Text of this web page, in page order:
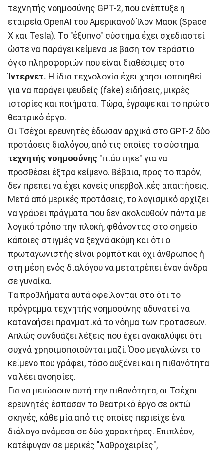
τεχνητής νοημοσύνης GPT-2, που ανέπτυξε η
εταιρεία OpenAI του Αμερικανού Ίλον Μασκ (Space
X και Tesla). Το "έξυπνο" σύστημα έχει σχεδιαστεί
ώστε να παράγει κείμενα με βάση τον τεράστιο
όγκο πληροφοριών που είναι διαθέσιμες στο
Ίντερνετ. Η ίδια τεχνολογία έχει χρησιμοποιηθεί
για να παράγει ψευδείς (fake) ειδήσεις, μικρές
ιστορίες και ποιήματα. Τώρα, έγραψε και το πρώτο
θεατρικό έργο.
Οι Τσέχοι ερευνητές έδωσαν αρχικά στο GPT-2 δύο
προτάσεις διαλόγου, από τις οποίες το σύστημα
τεχνητής νοημοσύνης "πιάστηκε" για να
προσθέσει έξτρα κείμενο. Βέβαια, προς το παρόν,
δεν πρέπει να έχει κανείς υπερβολικές απαιτήσεις.
Μετά από μερικές προτάσεις, το λογισμικό αρχίζει
να γράφει πράγματα που δεν ακολουθούν πάντα με
λογικό τρόπο την πλοκή, φθάνοντας στο σημείο
κάποιες στιγμές να ξεχνά ακόμη και ότι ο
πρωταγωνιστής είναι ρομπότ και όχι άνθρωπος ή
στη μέση ενός διαλόγου να μετατρέπει έναν άνδρα
σε γυναίκα.
Τα προβλήματα αυτά οφείλονται στο ότι το
πρόγραμμα τεχνητής νοημοσύνης αδυνατεί να
κατανοήσει πραγματικά το νόημα των προτάσεων.
Απλώς συνδυάζει λέξεις που έχει ανακαλύψει ότι
συχνά χρησιμοποιούνται μαζί. Όσο μεγαλώνει το
κείμενο που γράφει, τόσο αυξάνει και η πιθανότητα
να λέει ανοησίες.
Για να μειώσουν αυτή την πιθανότητα, οι Τσέχοι
ερευνητές έσπασαν το θεατρικό έργο σε οκτώ
σκηνές, κάθε μία από τις οποίες περιείχε ένα
διάλογο ανάμεσα σε δύο χαρακτήρες. Επιπλέον,
κατέφυγαν σε μερικές "λαθροχειρίες",